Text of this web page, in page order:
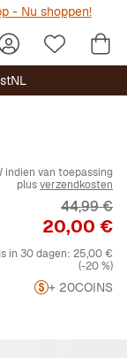
- Nu shoppen!
indien van toepassing
plusverzendkosten
Prijs
20,00 €
Originele
44,99 €
in 30 dagen: 25,00 €
(-20 %)
+ 20COINS